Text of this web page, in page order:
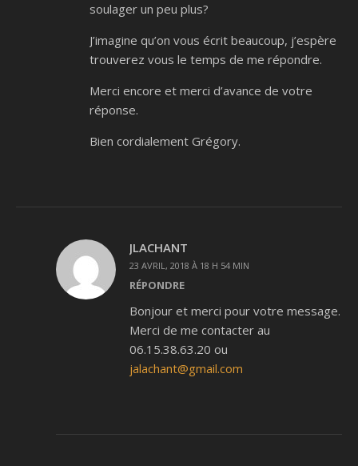
soulager un peu plus?
J’imagine qu’on vous écrit beaucoup, j’espère
trouverez vous le temps de me répondre.
Merci encore et merci d’avance de votre
réponse.
Bien cordialement Grégory.
JLACHANT
23 AVRIL, 2018 À 18 H 54 MIN
RÉPONDRE
Bonjour et merci pour votre message.
Merci de me contacter au
06.15.38.63.20 ou
jalachant@gmail.com